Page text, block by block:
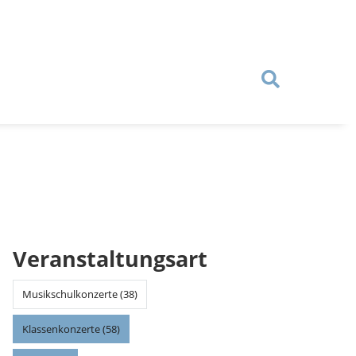
Veranstaltungsart
Musikschulkonzerte (38)
Klassenkonzerte (58)